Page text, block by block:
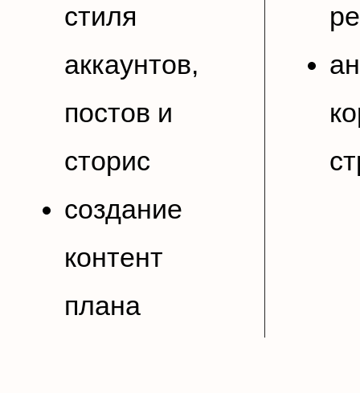
стиля
аккаунтов,
постов и
сторис
создание
контент
плана